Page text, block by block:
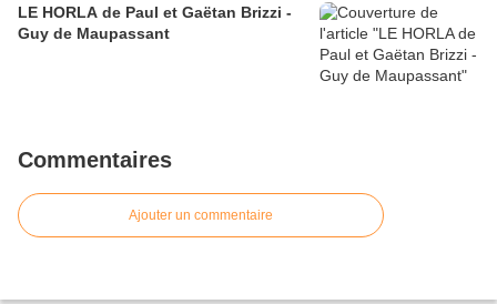
LE HORLA de Paul et Gaëtan Brizzi -
Guy de Maupassant
Commentaires
Ajouter un commentaire